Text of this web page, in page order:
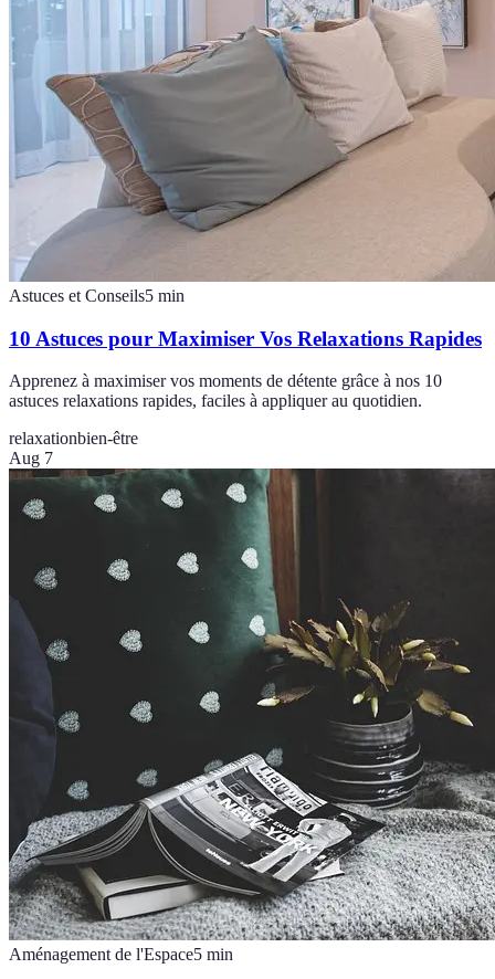
Astuces et Conseils5 min
10 Astuces pour Maximiser Vos Relaxations Rapides
Apprenez à maximiser vos moments de détente grâce à nos 10
astuces relaxations rapides, faciles à appliquer au quotidien.
relaxationbien-être
Aug 7
Aménagement de l'Espace5 min